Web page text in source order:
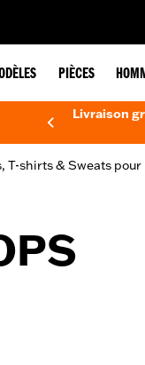
PIÈCES
Livraison
T-shirts & Sweats pour